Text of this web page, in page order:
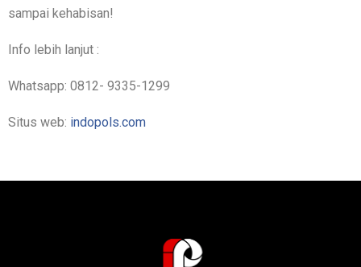
sampai kehabisan!
Info lebih lanjut :
Whatsapp: 0812- 9335-1299
Situs web: indopols.com